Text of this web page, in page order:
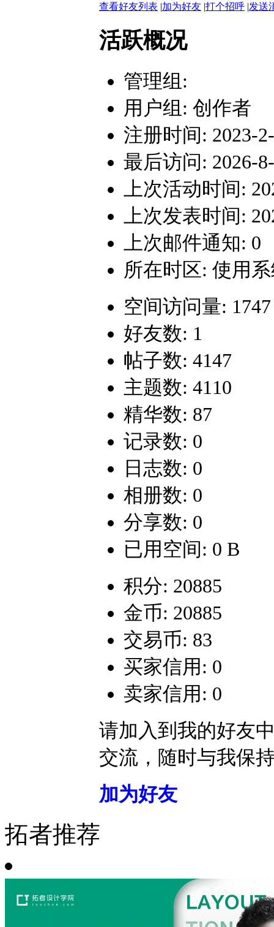
查看好友列表 |加为好友 |打个招呼 |发送
活跃概况
管理组:
用户组: 创作者
注册时间: 2023-
最后访问: 2026-
上次活动时间:
上次发表时间:
上次邮件通知: 0
所在时区: 使用
空间访问量: 1747
好友数: 1
帖子数: 4147
主题数: 4110
精华数: 87
记录数: 0
日志数: 0
相册数: 0
分享数: 0
已用空间: 0 B
积分: 20885
金币: 20885
交易币: 83
买家信用: 0
卖家信用: 0
请加入到我的好友
交流，随时与我保
加为好友
拓者推荐